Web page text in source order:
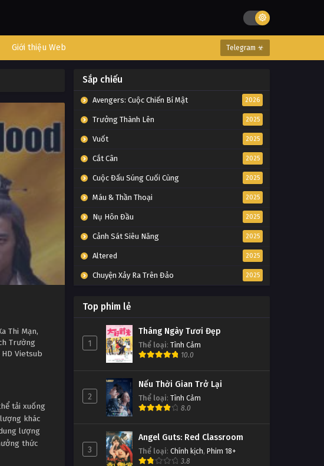
Giới thiệu Web Telegram ☣
Thi Mạn,
Trường
HD Vietsub
tải xuống
khác
lượng
thức
Sắp chiếu
Avengers: Cuộc Chiến Bí Mật 2026
Trưởng Thành Lên 2025
Vuốt 2025
Cắt Cân 2025
Cuộc Đấu Súng Cuối Cùng 2025
Máu & Thần Thoại 2025
Nụ Hôn Đầu 2025
Cảnh Sát Siêu Năng 2025
Altered 2025
Chuyện Xảy Ra Trên Đảo 2025
Top phim lẻ
1
Tháng Ngày Tươi Đẹp
Thể loại: Tình Cảm
10.0
2
Nếu Thời Gian Trở Lại
Thể loại: Tình Cảm
8.0
3
Angel Guts: Red Classroom
Thể loại: Chính kịch, Phim 18+
3.8